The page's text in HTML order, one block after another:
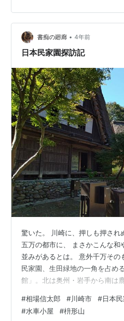
囲まれます。初夏の空と濃い緑
ょうぶ園。花はまだでしたが、
あちこちに東屋があり、休憩が
場。露店やキッチンカーも並び
書痴の廻廊 • 4年前
日本民家園探訪記
驚いた。 川崎に、押しも押され
五万の都市に、 まさかこんな和
並みがあるとは。 意外千万その
民家園、生田緑地の一角を占め
館」。北は奥州・岩手から南は
設。 ほとんどの家屋が立ち入り
を内よりとっくり見確かめられ
#相場信太郎 #川崎市 #日本
#水車小屋 #枡形山